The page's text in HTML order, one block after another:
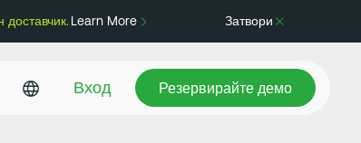
Learn More Затвори
Вход Резервирайте демо
Резервирайте демо